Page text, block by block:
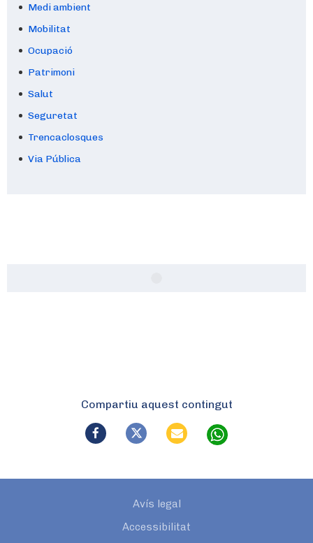
Medi ambient
Mobilitat
Ocupació
Patrimoni
Salut
Seguretat
Trencaclosques
Via Pública
Compartiu aquest contingut
Avís legal
Accessibilitat